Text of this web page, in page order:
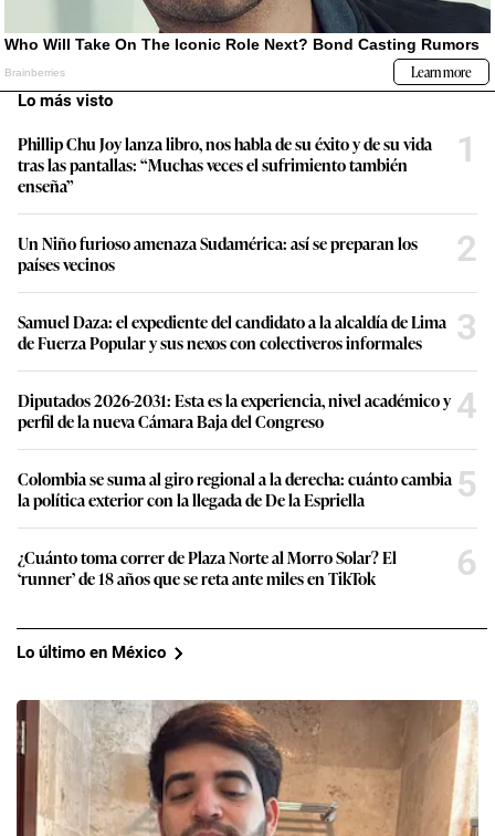
Lo más visto
Phillip Chu Joy lanza libro, nos habla de su éxito y de su vida
tras las pantallas: “Muchas veces el sufrimiento también
enseña”
1
Un Niño furioso amenaza Sudamérica: así se preparan los
países vecinos
2
Samuel Daza: el expediente del candidato a la alcaldía de Lima
de Fuerza Popular y sus nexos con colectiveros informales
3
Diputados 2026-2031: Esta es la experiencia, nivel académico y
perfil de la nueva Cámara Baja del Congreso
4
Colombia se suma al giro regional a la derecha: cuánto cambia
la política exterior con la llegada de De la Espriella
5
¿Cuánto toma correr de Plaza Norte al Morro Solar? El
‘runner’ de 18 años que se reta ante miles en TikTok
6
Lo último en México